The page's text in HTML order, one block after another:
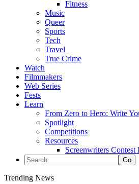
Fitness
Music
Queer
Sports
Tech
Travel
True Crime
Watch
Filmmakers
Web Series
Fests
Learn
From Zero to Hero: Write
Spotlight
Competitions
Resources
Screenwriters Contest
Trending News